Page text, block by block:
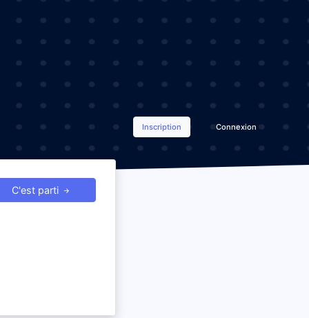
Inscription Connexion
C'est parti